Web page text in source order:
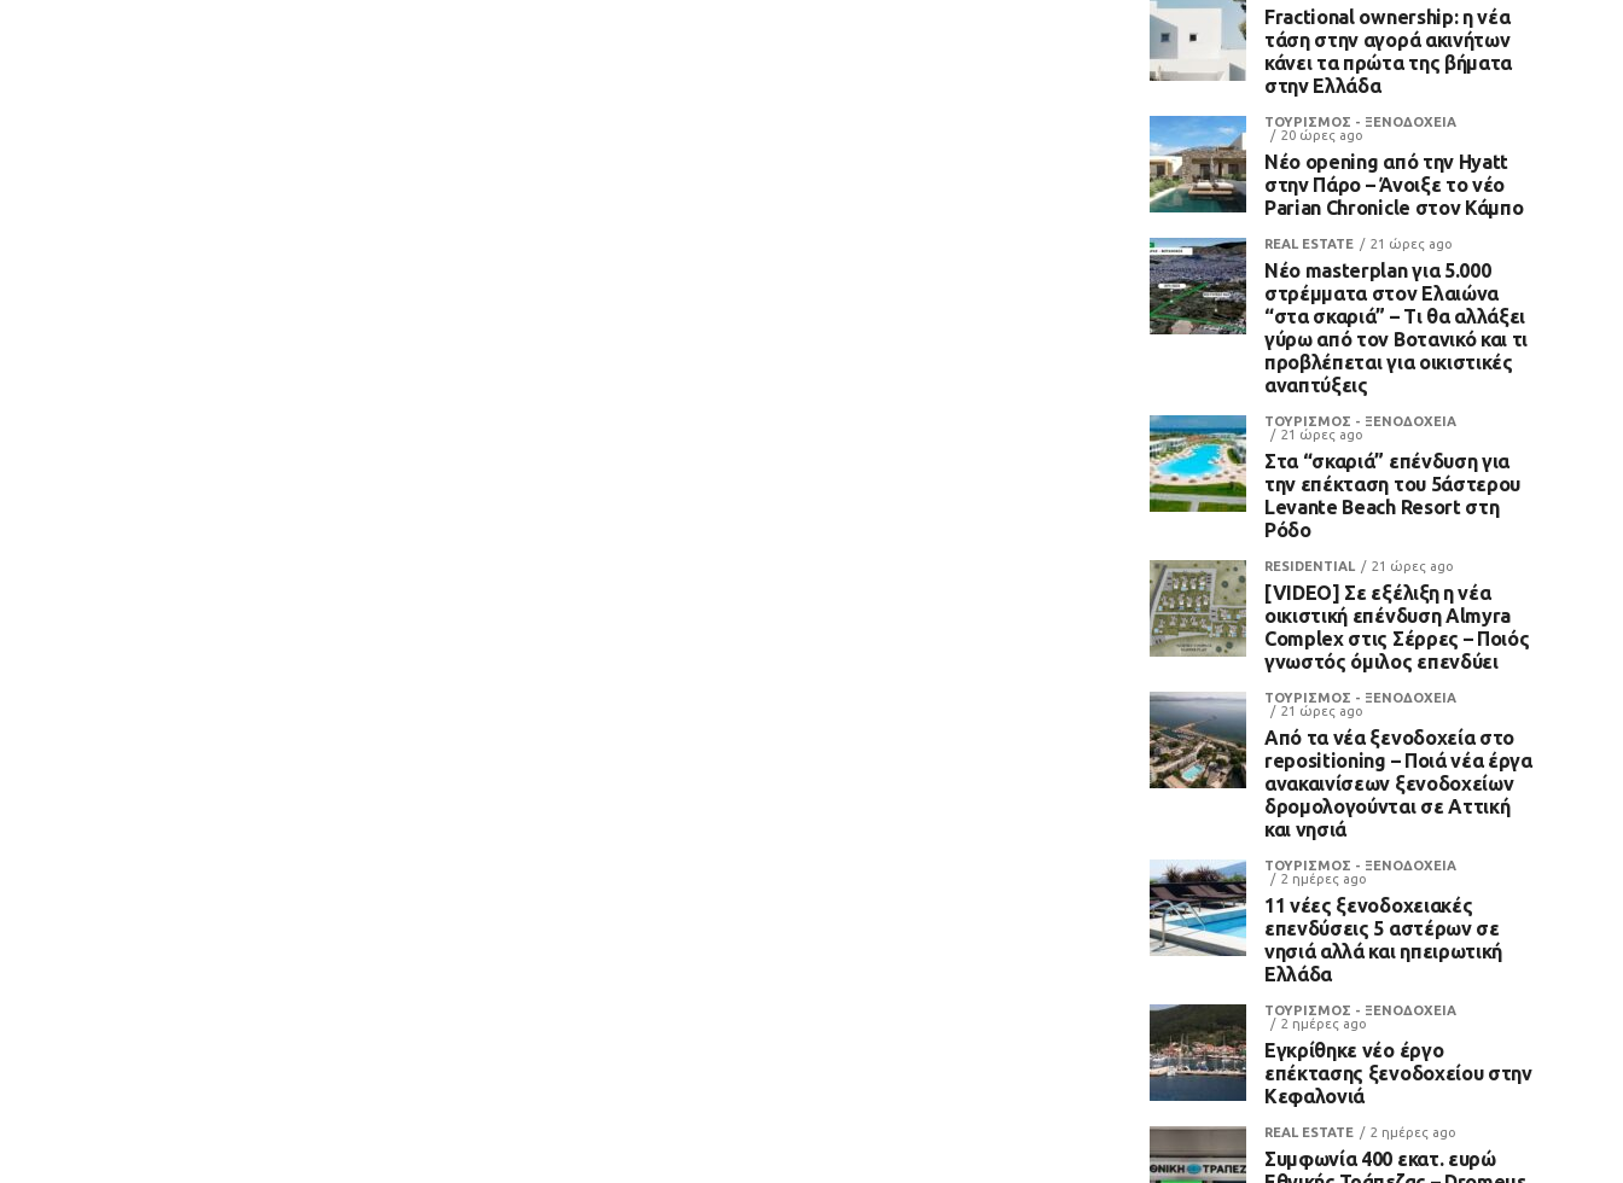
Fractional ownership: η νέα
τάση στην αγορά ακινήτων
κάνει τα πρώτα της βήματα
στην Ελλάδα
ΤΟΥΡΙΣΜΟΣ - ΞΕΝΟΔΟΧΕΙΑ
20 ώρες ago
Νέο opening από την Hyatt
στην Πάρο – Άνοιξε το νέο
Parian Chronicle στον Κάμπο
REAL ESTATE 21 ώρες ago
Νέο masterplan για 5.000
στρέμματα στον Ελαιώνα
“στα σκαριά” – Τι θα αλλάξει
γύρω από τον Βοτανικό και τι
προβλέπεται για οικιστικές
αναπτύξεις
ΤΟΥΡΙΣΜΟΣ - ΞΕΝΟΔΟΧΕΙΑ
21 ώρες ago
Στα “σκαριά” επένδυση για
την επέκταση του 5άστερου
Levante Beach Resort στη
Ρόδο
RESIDENTIAL 21 ώρες ago
[VIDEO] Σε εξέλιξη η νέα
οικιστική επένδυση Almyra
Complex στις Σέρρες – Ποιός
γνωστός όμιλος επενδύει
ΤΟΥΡΙΣΜΟΣ - ΞΕΝΟΔΟΧΕΙΑ
21 ώρες ago
Από τα νέα ξενοδοχεία στο
repositioning – Ποιά νέα έργα
ανακαινίσεων ξενοδοχείων
δρομολογούνται σε Αττική
και νησιά
ΤΟΥΡΙΣΜΟΣ - ΞΕΝΟΔΟΧΕΙΑ
2 ημέρες ago
11 νέες ξενοδοχειακές
επενδύσεις 5 αστέρων σε
νησιά αλλά και ηπειρωτική
Ελλάδα
ΤΟΥΡΙΣΜΟΣ - ΞΕΝΟΔΟΧΕΙΑ
2 ημέρες ago
Εγκρίθηκε νέο έργο
επέκτασης ξενοδοχείου στην
Κεφαλονιά
REAL ESTATE 2 ημέρες ago
Συμφωνία 400 εκατ. ευρώ